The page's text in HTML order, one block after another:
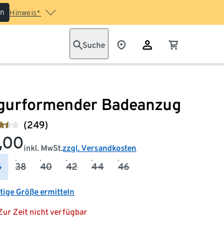
Hinweis*
Suche
Badeanzug
(249)
inkl. MwSt.zzgl. Versandkosten
38 40 42 44 46
Größe ermitteln
Zeit nicht verfügbar